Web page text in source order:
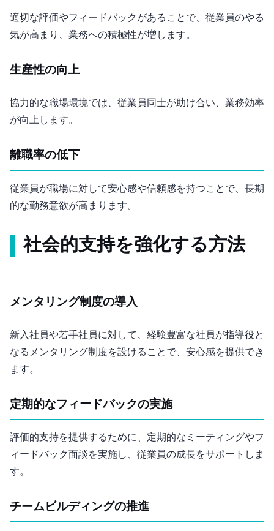
適切な評価やフィードバックがあることで、従業員のやる
気が高まり、業務への積極性が増します。
3. 生産性の向上
協力的な職場環境では、従業員同士が助け合い、業務効率
が向上します。
4. 離職率の低下
従業員が職場に対して安心感や信頼感を持つことで、長期
的な勤務意欲が高まります。
社会的支持を強化する方法
1. メンタリング制度の導入
新入社員や若手社員に対して、経験豊富な社員が指導役と
なるメンタリング制度を設けることで、安心感を提供でき
ます。
2. 定期的なフィードバックの実施
評価的支持を提供するために、定期的な1on1ミーティングやフ
ィードバック面談を実施し、従業員の成長をサポートしま
す。
3. チームビルディングの推進